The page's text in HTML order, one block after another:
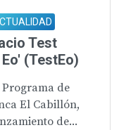
Test
(TestEo)
Programa de
El Cabillón,
de...